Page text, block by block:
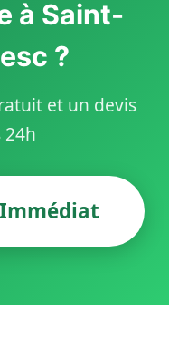
à Saint-
?
et un devis
24h